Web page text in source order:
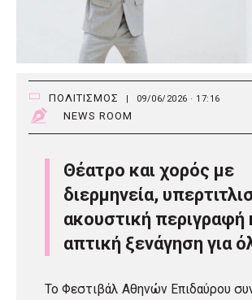
ΠΟΛΙΤΙΣΜΟΣ | 09/06/2026 · 17:16
NEWS ROOM
Θέατρο και χορός με
διερμηνεία,
ακουστική περιγραφή
απτική ξενάγηση για
Το Φεστιβάλ Αθηνών Επιδαύρου